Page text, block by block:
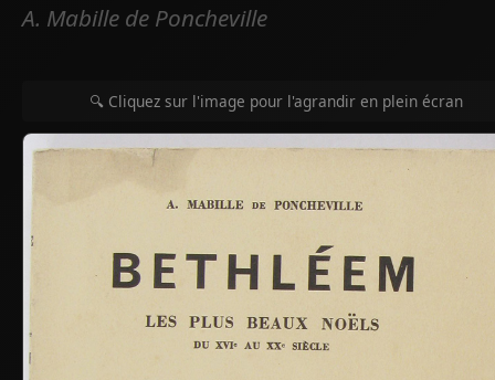
A. Mabille de Poncheville
🔍 Cliquez sur l'image pour l'agrandir en plein écran